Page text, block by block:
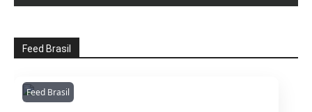
Feed Brasil
Feed BrasilAmazonianarede
1053